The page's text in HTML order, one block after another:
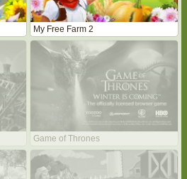
My Free Farm 2
Game of Thrones